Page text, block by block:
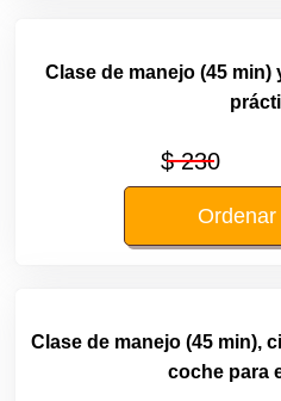
Clase de manejo (45 min)
$ 230
Ordenar
Clase de manejo (45 min),
coche para